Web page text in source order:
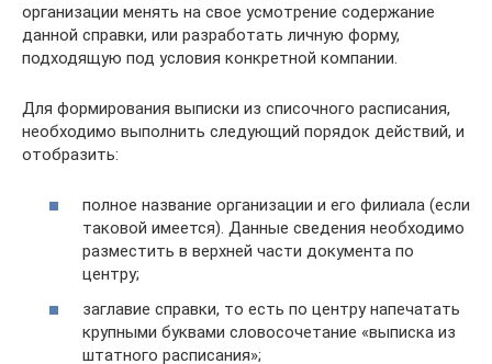
организации менять на свое усмотрение содержание
данной справки, или разработать личную форму,
подходящую под условия конкретной компании.
Для формирования выписки из списочного расписания,
необходимо выполнить следующий порядок действий, и
отобразить:
полное название организации и его филиала (если
таковой имеется). Данные сведения необходимо
разместить в верхней части документа по
центру;
заглавие справки, то есть по центру напечатать
крупными буквами словосочетание «выписка из
штатного расписания»;